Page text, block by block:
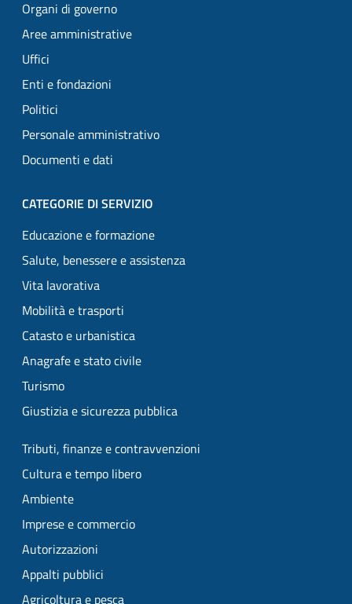
Organi di governo
Aree amministrative
Uffici
Enti e fondazioni
Politici
Personale amministrativo
Documenti e dati
CATEGORIE DI SERVIZIO
Educazione e formazione
Salute, benessere e assistenza
Vita lavorativa
Mobilità e trasporti
Catasto e urbanistica
Anagrafe e stato civile
Turismo
Giustizia e sicurezza pubblica
Tributi, finanze e contravvenzioni
Cultura e tempo libero
Ambiente
Imprese e commercio
Autorizzazioni
Appalti pubblici
Agricoltura e pesca